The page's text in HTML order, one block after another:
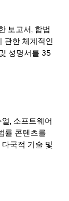
보고서, 합법
관한 체계적인
성명서를 35
, 소프트웨어
률 콘텐츠를
국적 기술 및